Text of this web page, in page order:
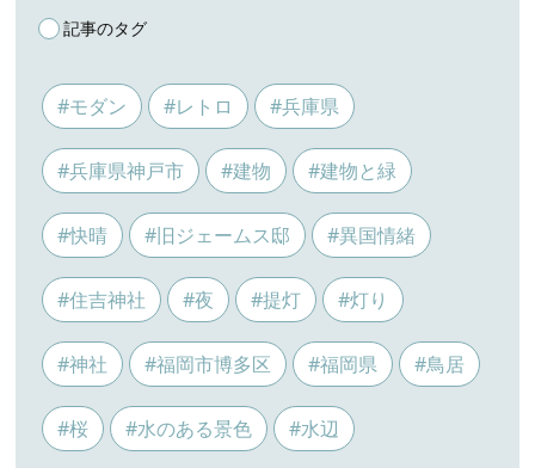
記事のタグ
#モダン #レトロ #兵庫県
#兵庫県神戸市 #建物 #建物と緑
#快晴 #旧ジェームス邸 #異国情緒
#住吉神社 #夜 #提灯 #灯り
#神社 #福岡市博多区 #福岡県 #鳥居
#桜 #水のある景色 #水辺